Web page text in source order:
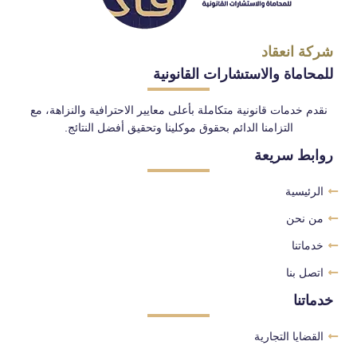
شركة انعقاد
للمحاماة والاستشارات القانونية
نقدم خدمات قانونية متكاملة بأعلى معايير الاحترافية والنزاهة، مع
التزامنا الدائم بحقوق موكلينا وتحقيق أفضل النتائج.
روابط سريعة
الرئيسية
من نحن
خدماتنا
اتصل بنا
خدماتنا
القضايا التجارية